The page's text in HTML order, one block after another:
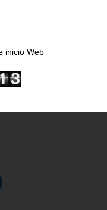
inicio Web